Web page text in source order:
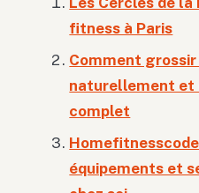
fitness à Paris
Comment grossir
naturellement et
complet
équipements et